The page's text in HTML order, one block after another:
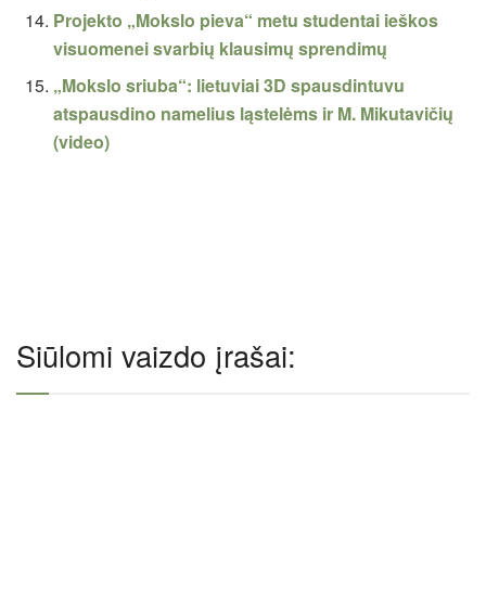
Projekto „Mokslo pieva“ metu studentai ieškos
visuomenei svarbių klausimų sprendimų
„Mokslo sriuba“: lietuviai 3D spausdintuvu
atspausdino namelius ląstelėms ir M. Mikutavičių
(video)
Siūlomi vaizdo įrašai: